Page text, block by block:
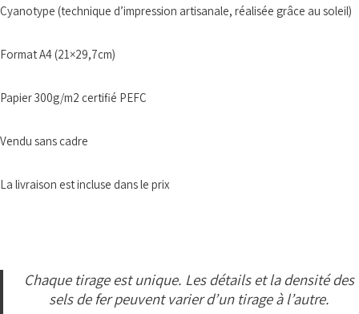
Cyanotype (technique d’impression artisanale, réalisée grâce au soleil)
Format A4 (21×29,7cm)
Papier 300g/m2 certifié PEFC
Vendu sans cadre
La livraison est incluse dans le prix
Chaque tirage est unique. Les détails et la densité des
sels de fer peuvent varier d’un tirage à l’autre.